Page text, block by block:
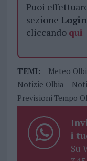
Puoi
sezione Login
cliccando qui
TEMI: Meteo
Notizie Olbia
Previsioni Tempo
i
Su